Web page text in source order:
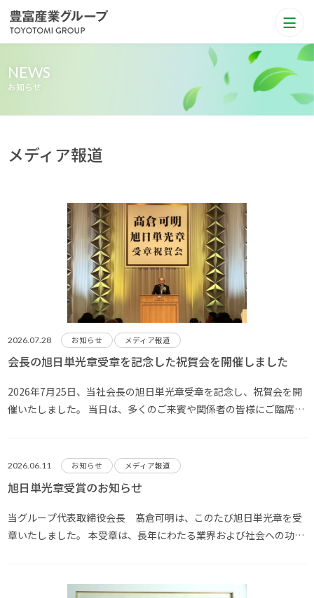
NEWS
お知らせ
メディア報道
会長の旭日単光章受章を記念した祝賀会を開催しました
2026.07.28 お知らせ メディア報道
2026年7月25日、当社会長の旭日単光章受章を記念し、祝賀会を開
催いたしました。 当日は、多くのご来賓や関係者の皆様にご臨席い
た皆様に心より御礼申し上げ･･･
旭日単光章受賞のお知らせ
2026.06.11 お知らせ メディア報道
当グループ代表取締役会長 髙倉可明は、このたび旭日単光章を受
章いたしました。 本受章は、長年にわたる業界および社会への功績
でご支援・ご協力を賜り･･･